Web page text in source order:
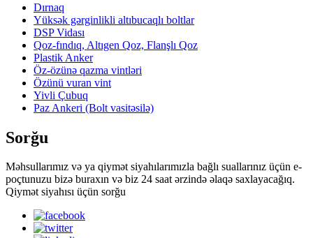
Dırnaq
Yüksək gərginlikli altıbucaqlı boltlar
DSP Vidası
Qoz-fındıq, Altıgen Qoz, Flanşlı Qoz
Plastik Anker
Öz-özünə qazma vintləri
Özünü vuran vint
Yivli Çubuq
Paz Ankeri (Bolt vasitəsilə)
Sorğu
Məhsullarımız və ya qiymət siyahılarımızla bağlı suallarınız üçün e-
poçtunuzu bizə buraxın və biz 24 saat ərzində əlaqə saxlayacağıq.
Qiymət siyahısı üçün sorğu